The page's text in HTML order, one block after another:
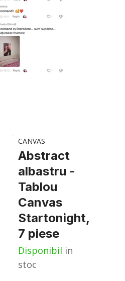
CANVAS
Abstract
albastru -
Tablou
Canvas
Startonight,
7 piese
Disponibil in
stoc